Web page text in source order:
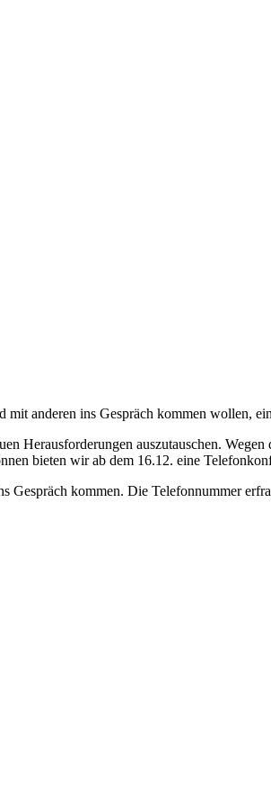
anderen ins Gespräch kommen wollen,
Herausforderungen auszutauschen.
bieten wir ab dem 16.12. eine
Gespräch kommen. Die Telefonnummer